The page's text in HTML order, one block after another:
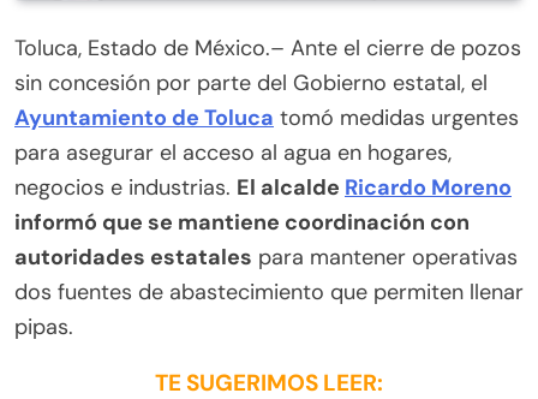
Toluca, Estado de México.– Ante el cierre de pozos
sin concesión por parte del Gobierno estatal, el
Ayuntamiento de Toluca tomó medidas urgentes
para asegurar el acceso al agua en hogares,
negocios e industrias. El alcalde Ricardo Moreno
informó que se mantiene coordinación con
autoridades estatales para mantener operativas
dos fuentes de abastecimiento que permiten llenar
pipas.
TE SUGERIMOS LEER: